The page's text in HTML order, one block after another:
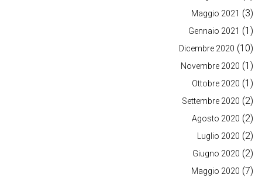
Maggio 2021 (3)
Gennaio 2021 (1)
Dicembre 2020 (10)
Novembre 2020 (1)
Ottobre 2020 (1)
Settembre 2020 (2)
Agosto 2020 (2)
Luglio 2020 (2)
Giugno 2020 (2)
Maggio 2020 (7)